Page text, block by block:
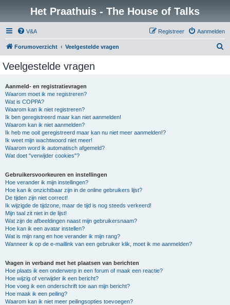
Het Praathuis - The House of Talks
V&A Aanmelden
Registreer
Forumoverzicht Veelgestelde vragen
Veelgestelde vragen
Aanmeld- en registratievragen
Waarom moet ik me registreren?
Wat is COPPA?
Waarom kan ik niet registreren?
Ik ben geregistreerd maar kan niet aanmelden!
Waarom kan ik niet aanmelden?
Ik heb me ooit geregistreerd maar kan nu niet meer aanmelden!?
Ik weet mijn wachtwoord niet meer!
Waarom word ik automatisch afgemeld?
Wat doet "verwijder cookies"?
Gebruikersvoorkeuren en instellingen
Hoe verander ik mijn instellingen?
Hoe kan ik onzichtbaar zijn in de online gebruikers lijst?
De tijden zijn niet correct!
Ik wijzigde de tijdzone, maar de tijd is nog steeds verkeerd!
Mijn taal zit niet in de lijst!
Wat zijn de afbeeldingen naast mijn gebruikersnaam?
Hoe kan ik een avatar instellen?
Wat is mijn rang en hoe verander ik mijn rang?
Wanneer ik op de e-maillink van een gebruiker klik, moet ik me aanmelden?
Vragen in verband met het plaatsen van berichten
Hoe plaats ik een onderwerp in een forum of maak een reactie?
Hoe wijzig of verwijder ik een bericht?
Hoe voeg ik een onderschrift toe aan mijn bericht?
Hoe maak ik een peiling?
Waarom kan ik niet meer peilingsopties toevoegen?